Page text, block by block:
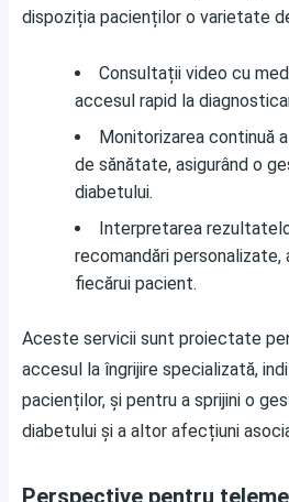
dispoziția pacienților o varietate
Consultații video cu
accesul rapid la
Monitorizarea continuă
de sănătate, asigurând o
diabetului.
Interpretarea
recomandări
fiecărui pacient.
Aceste servicii sunt proiectate
accesul la îngrijire specializată,
pacienților, și pentru a sprijini o
diabetului și a altor afecțiuni
Perspective pentru